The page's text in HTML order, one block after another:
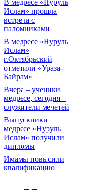
В медресе «Нуруль
Ислам» прошла
встреча с
паломниками
В медресе «Нуруль
Ислам»
г.Октябрьский
отметили «Ураза-
Байрам»
Вчера – ученики
медресе, сегодня –
служители мечетей
Выпускники
медресе «Нуруль
Ислам» получили
дипломы
Имамы повысили
квалификацию